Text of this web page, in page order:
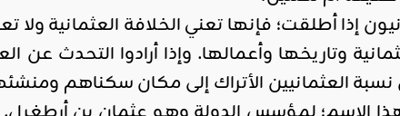
إذا أطلقت؛ فإنها تعني الخلافة العثمانية
وتاريخها وأعمالها. وإذا أرادوا التحدث
نسبة العثمانيين الأتراك إلى مكان سكناهم